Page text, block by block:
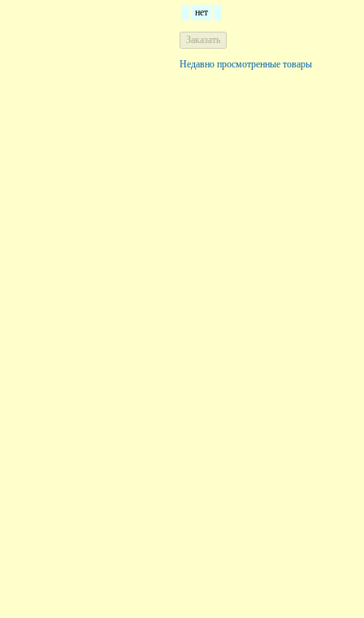
нет
Недавно просмотренные товары